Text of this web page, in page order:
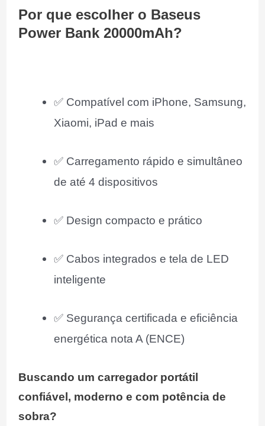
Por que escolher o Baseus
Power Bank 20000mAh?
✅ Compatível com iPhone, Samsung,
Xiaomi, iPad e mais
✅ Carregamento rápido e simultâneo
de até 4 dispositivos
✅ Design compacto e prático
✅ Cabos integrados e tela de LED
inteligente
✅ Segurança certificada e eficiência
energética nota A (ENCE)
Buscando um carregador portátil
confiável, moderno e com potência de
sobra?